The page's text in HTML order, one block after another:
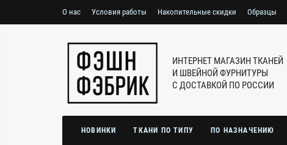
О нас Условия работы Накопительные скидки Образцы
ИНТЕРНЕТ МАГАЗИН ТКАНЕЙ
И ШВЕЙНОЙ ФУРНИТУРЫ
С ДОСТАВКОЙ ПО РОССИИ
НОВИНКИ ТКАНИ ПО ТИПУ ПО НАЗНАЧЕНИЮ